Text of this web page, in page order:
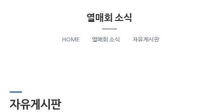
열매회 소식
HOME 열매회 소식 자유게시판
자유게시판